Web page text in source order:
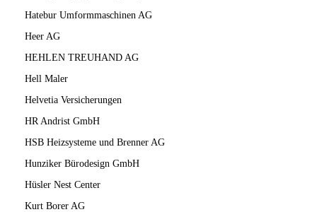
Hatebur Umformmaschinen AG
Heer AG
HEHLEN TREUHAND AG
Hell Maler
Helvetia Versicherungen
HR Andrist GmbH
HSB Heizsysteme und Brenner AG
Hunziker Bürodesign GmbH
Hüsler Nest Center
Kurt Borer AG